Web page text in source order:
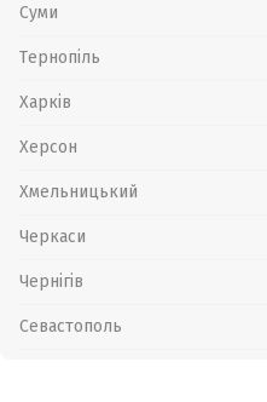
Суми
Тернопіль
Харків
Херсон
Хмельницький
Черкаси
Чернігів
Севастополь